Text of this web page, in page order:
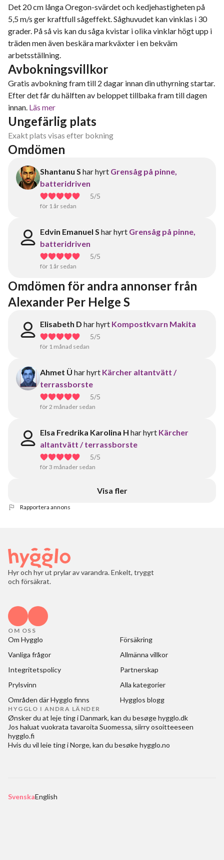
Det 20 cm långa Oregon-svärdet och kedjehastigheten på
5,5 m/s ger kraftfull sågeffekt. Såghuvudet kan vinklas i 30
grader. På så vis kan du såga kvistar i olika vinklar högt upp i
träden men även beskära markväxter i en bekväm
arbetsställning.
Avbokningsvillkor
Gratis avbokning fram till 2 dagar innan din uthyrning startar.
Efter det får du hälften av beloppet tillbaka fram till dagen
innan. Läs mer
Ungefärlig plats
Exakt plats visas efter bokning
Omdömen
Shantanu S har hyrt Grensåg på pinne,
batteridriven
5/5
för 1 år sedan
Edvin Emanuel S har hyrt Grensåg på pinne,
batteridriven
5/5
för 1 år sedan
Omdömen för andra annonser från
Alexander Per Helge S
Elisabeth D har hyrt Kompostkvarn Makita
5/5
för 1 månad sedan
Ahmet Ü har hyrt Kärcher altantvätt /
terrassborste
5/5
för 2 månader sedan
Elsa Fredrika Karolina H har hyrt Kärcher
altantvätt / terrassborste
5/5
för 3 månader sedan
Visa fler
Rapportera annons
Hyr och hyr ut prylar av varandra. Enkelt, tryggt
och försäkrat.
OM OSS
Om Hygglo
Försäkring
Vanliga frågor
Allmänna villkor
Integritetspolicy
Partnerskap
Prylsvinn
Alla kategorier
Områden där Hygglo finns
Hygglos blogg
HYGGLO I ANDRA LÄNDER
Ønsker du at leje ting i Danmark, kan du besøgehygglo.dk
Jos haluat vuokrata tavaroita Suomessa, siirry osoitteeseen
hygglo.fi
Hvis du vil leie ting i Norge, kan du besøkehygglo.no
SvenskaEnglish